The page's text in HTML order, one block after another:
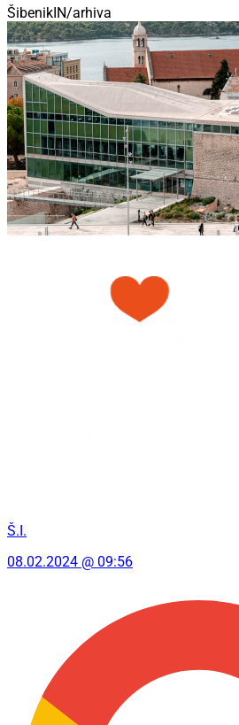
ŠibenikIN/arhiva
Š.I.
08.02.2024 @ 09:56